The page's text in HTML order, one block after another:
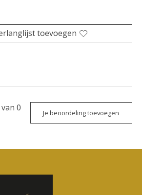
toevoegen
0
Je beoordeling toevoegen